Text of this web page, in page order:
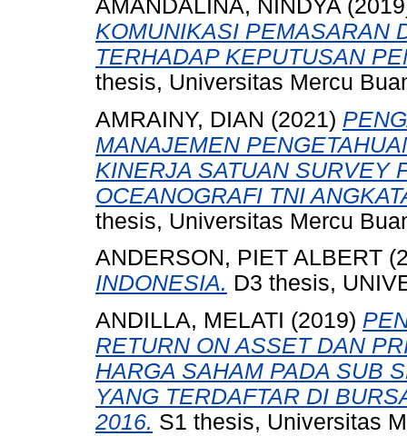
AMANDALINA, NINDYA
KOMUNIKASI PEMASARAN
TERHADAP KEPUTUSAN
thesis, Universitas Mercu
AMRAINY, DIAN (2021)
MANAJEMEN
KINERJA SATUAN SURVEY
OCEANOGRAFI TNI
thesis, Universitas Mercu
ANDERSON, PIET ALBERT
INDONESIA. D3 thesis,
ANDILLA, MELATI (2019)
RETURN ON ASSET DAN
HARGA SAHAM PADA SUB
YANG TERDAFTAR DI
2016. S1 thesis, Universitas